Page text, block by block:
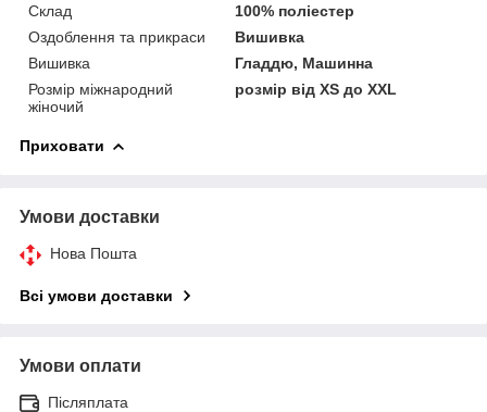
Склад
100% поліестер
Оздоблення та прикраси
Вишивка
Вишивка
Гладдю, Машинна
Розмір міжнародний
жіночий
розмір від XS до XXL
Приховати
Умови доставки
Нова Пошта
Всі умови доставки
Умови оплати
Післяплата